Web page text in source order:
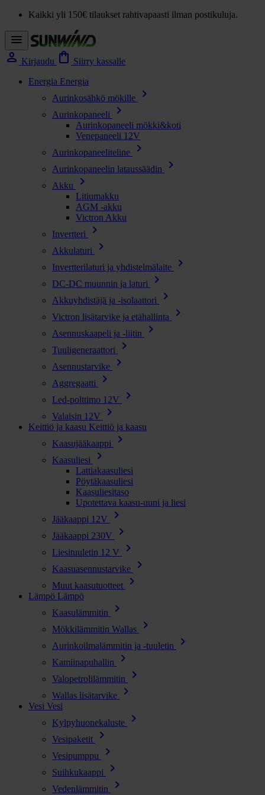
Kaikki yli 150€ tilaukset rahtivapaasti ilman postikuluja.
menu
person Kirjaudu shopping_bag Siirry kassalle
Energia Energia
Aurinkosähkö mökille
chevron_right
Aurinkopaneeli chevron_right
Aurinkopaneeli mökki&koti
Venepaneeli 12V
Aurinkopaneeliteline
chevron_right
Aurinkopaneelin lataussäädin chevron_right
Akku chevron_right
Litiumakku
AGM -akku
Victron Akku
Invertteri
chevron_right
Akkulaturi chevron_right
Invertterilaturi ja yhdistelmälaite chevron_right
DC-DC muunnin ja laturi chevron_right
Akkuyhdistäjä ja -isolaattori chevron_right
Victron lisätarvike ja etähallinta chevron_right
Asennuskaapeli ja -liitin chevron_right
Tuuligeneraattori chevron_right
Asennustarvike chevron_right
Aggregaatti chevron_right
Led-polttimo 12V chevron_right
Valaisin 12V chevron_right
Keittiö ja kaasu Keittiö ja kaasu
Kaasujääkaappi
chevron_right
Kaasuliesi chevron_right
Lattiakaasuliesi
Pöytäkaasuliesi
Kaasuliesitaso
Upotettava kaasu-uuni ja liesi
Jääkaappi 12V
chevron_right
Jääkaappi 230V chevron_right
Liesituuletin 12 V chevron_right
Kaasuasennustarvike chevron_right
Muut kaasutuotteet chevron_right
Lämpö Lämpö
Kaasulämmitin
chevron_right
Mökkilämmitin Wallas chevron_right
Aurinkoilmalämmitin ja -tuuletin chevron_right
Kamiinapuhallin chevron_right
Valopetrolilämmitin chevron_right
Wallas lisätarvike chevron_right
Vesi Vesi
Kylpyhuonekaluste
chevron_right
Vesipaketit chevron_right
Vesipumppu chevron_right
Suihkukaappi chevron_right
Vedenlämmitin chevron_right